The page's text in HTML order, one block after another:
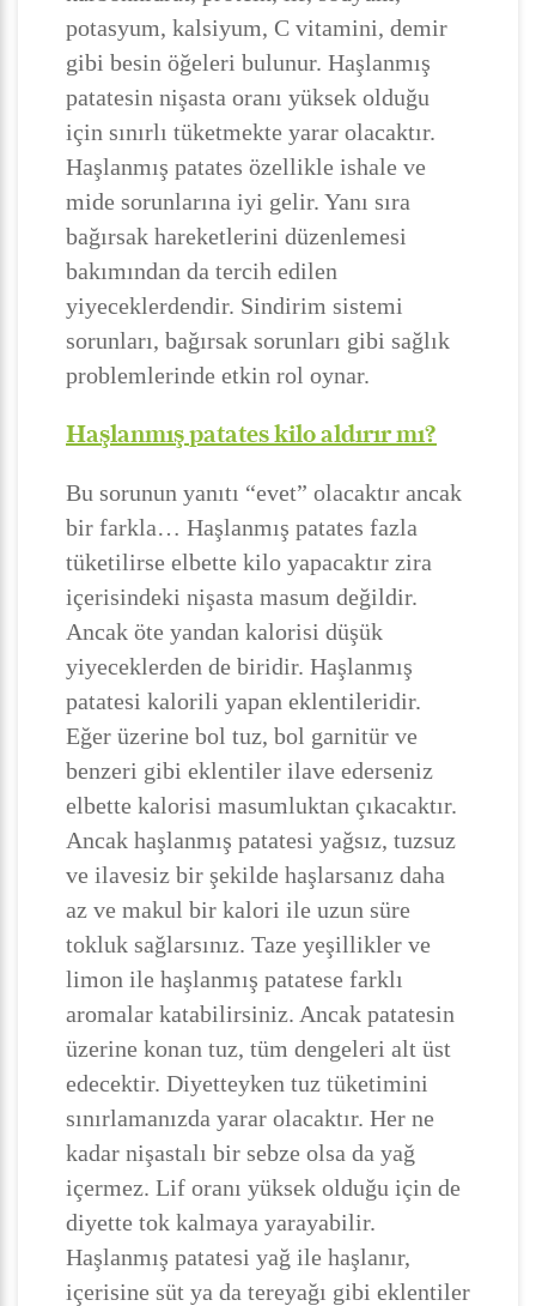
potasyum, kalsiyum, C vitamini, demir
gibi besin öğeleri bulunur. Haşlanmış
patatesin nişasta oranı yüksek olduğu
için sınırlı tüketmekte yarar olacaktır.
Haşlanmış patates özellikle ishale ve
mide sorunlarına iyi gelir. Yanı sıra
bağırsak hareketlerini düzenlemesi
bakımından da tercih edilen
yiyeceklerdendir. Sindirim sistemi
sorunları, bağırsak sorunları gibi sağlık
problemlerinde etkin rol oynar.
Haşlanmış patates kilo aldırır mı?
Bu sorunun yanıtı “evet” olacaktır ancak
bir farkla… Haşlanmış patates fazla
tüketilirse elbette kilo yapacaktır zira
içerisindeki nişasta masum değildir.
Ancak öte yandan kalorisi düşük
yiyeceklerden de biridir. Haşlanmış
patatesi kalorili yapan eklentileridir.
Eğer üzerine bol tuz, bol garnitür ve
benzeri gibi eklentiler ilave ederseniz
elbette kalorisi masumluktan çıkacaktır.
Ancak haşlanmış patatesi yağsız, tuzsuz
ve ilavesiz bir şekilde haşlarsanız daha
az ve makul bir kalori ile uzun süre
tokluk sağlarsınız. Taze yeşillikler ve
limon ile haşlanmış patatese farklı
aromalar katabilirsiniz. Ancak patatesin
üzerine konan tuz, tüm dengeleri alt üst
edecektir. Diyetteyken tuz tüketimini
sınırlamanızda yarar olacaktır. Her ne
kadar nişastalı bir sebze olsa da yağ
içermez. Lif oranı yüksek olduğu için de
diyette tok kalmaya yarayabilir.
Haşlanmış patatesi yağ ile haşlanır,
içerisine süt ya da tereyağı gibi eklentiler